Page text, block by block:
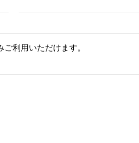
利用いただけます。